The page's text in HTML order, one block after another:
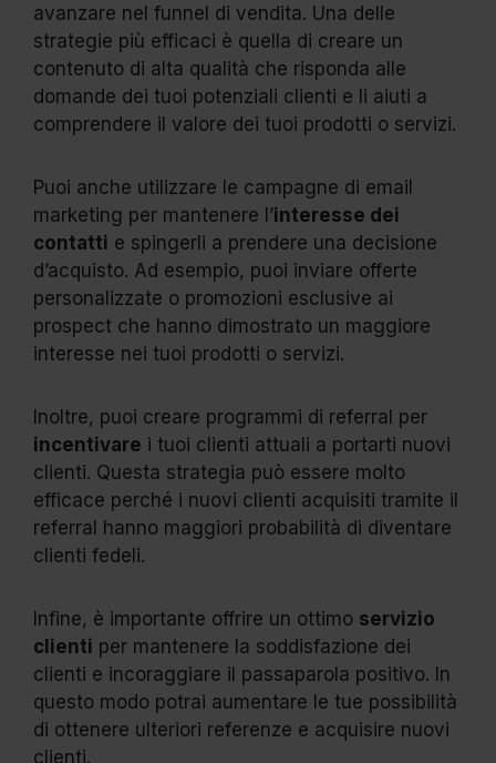
avanzare nel funnel di vendita. Una delle
strategie più efficaci è quella di creare un
contenuto di alta qualità che risponda alle
domande dei tuoi potenziali clienti e li aiuti a
comprendere il valore dei tuoi prodotti o servizi.
Puoi anche utilizzare le campagne di email
marketing per mantenere l’interesse dei
contatti e spingerli a prendere una decisione
d’acquisto. Ad esempio, puoi inviare offerte
personalizzate o promozioni esclusive ai
prospect che hanno dimostrato un maggiore
interesse nei tuoi prodotti o servizi.
Inoltre, puoi creare programmi di referral per
incentivare i tuoi clienti attuali a portarti nuovi
clienti. Questa strategia può essere molto
efficace perché i nuovi clienti acquisiti tramite il
referral hanno maggiori probabilità di diventare
clienti fedeli.
Infine, è importante offrire un ottimo servizio
clienti per mantenere la soddisfazione dei
clienti e incoraggiare il passaparola positivo. In
questo modo potrai aumentare le tue possibilità
di ottenere ulteriori referenze e acquisire nuovi
clienti.